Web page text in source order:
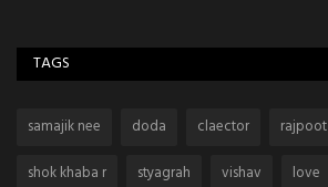
TAGS
samajik nee doda claector rajpoot
shok khaba r
styagrah vishav love